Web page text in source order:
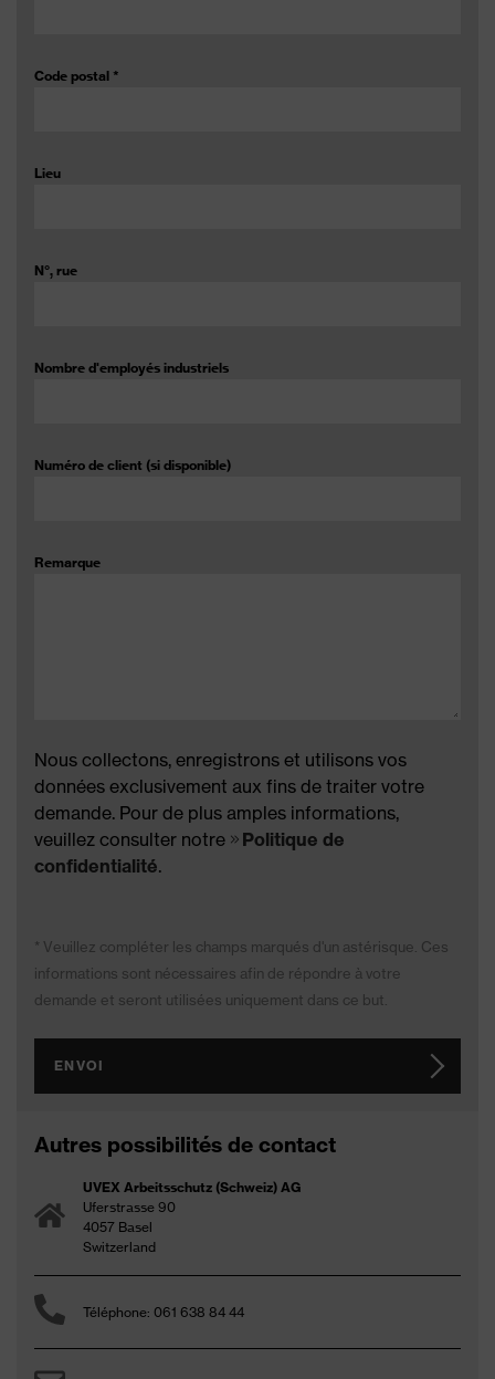
Code postal *
Lieu
N°, rue
Nombre d'employés industriels
Numéro de client (si disponible)
Remarque
Nous collectons, enregistrons et utilisons vos
données exclusivement aux fins de traiter votre
demande. Pour de plus amples informations,
veuillez consulter notre
Politique de
confidentialité.
* Veuillez compléter les champs marqués d'un astérisque. Ces
informations sont nécessaires afin de répondre à votre
demande et seront utilisées uniquement dans ce but.
ENVOI
Autres possibilités de contact
UVEX Arbeitsschutz (Schweiz) AG
Uferstrasse 90
4057 Basel
Switzerland
Téléphone: 061 638 84 44